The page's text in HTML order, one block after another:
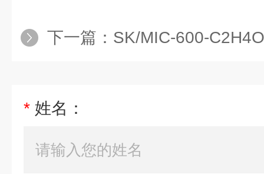
下一篇： SK/MIC-600-C2H4O-Y東日
* 姓名：